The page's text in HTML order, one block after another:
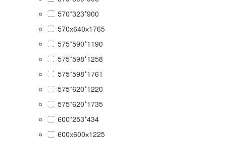
570*323*900
570х640х1765
575*590*1190
575*598*1258
575*598*1761
575*620*1220
575*620*1735
600*253*434
600х600х1225